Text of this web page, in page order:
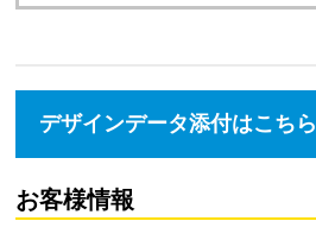
デザインデータ添付はこちら
お客様情報